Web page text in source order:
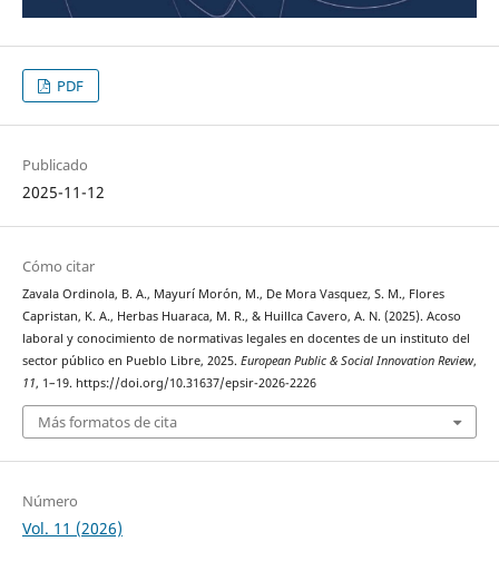
PDF
Publicado
2025-11-12
Cómo citar
Zavala Ordinola, B. A., Mayurí Morón, M., De Mora Vasquez, S. M., Flores
Capristan, K. A., Herbas Huaraca, M. R., & Huillca Cavero, A. N. (2025). Acoso
laboral y conocimiento de normativas legales en docentes de un instituto del
sector público en Pueblo Libre, 2025. European Public & Social Innovation Review,
11, 1–19. https://doi.org/10.31637/epsir-2026-2226
Más formatos de cita
Número
Vol. 11 (2026)